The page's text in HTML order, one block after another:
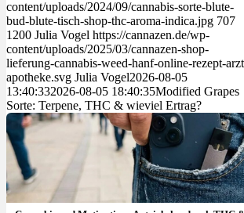
content/uploads/2024/09/cannabis-sorte-blute-
bud-blute-tisch-shop-thc-aroma-indica.jpg 707
1200 Julia Vogel https://cannazen.de/wp-
content/uploads/2025/03/cannazen-shop-
lieferung-cannabis-weed-hanf-online-rezept-
apotheke.svg Julia Vogel2026-08-05
13:40:332026-08-05 18:40:35Modified Grapes
Sorte: Terpene, THC & wieviel Ertrag?